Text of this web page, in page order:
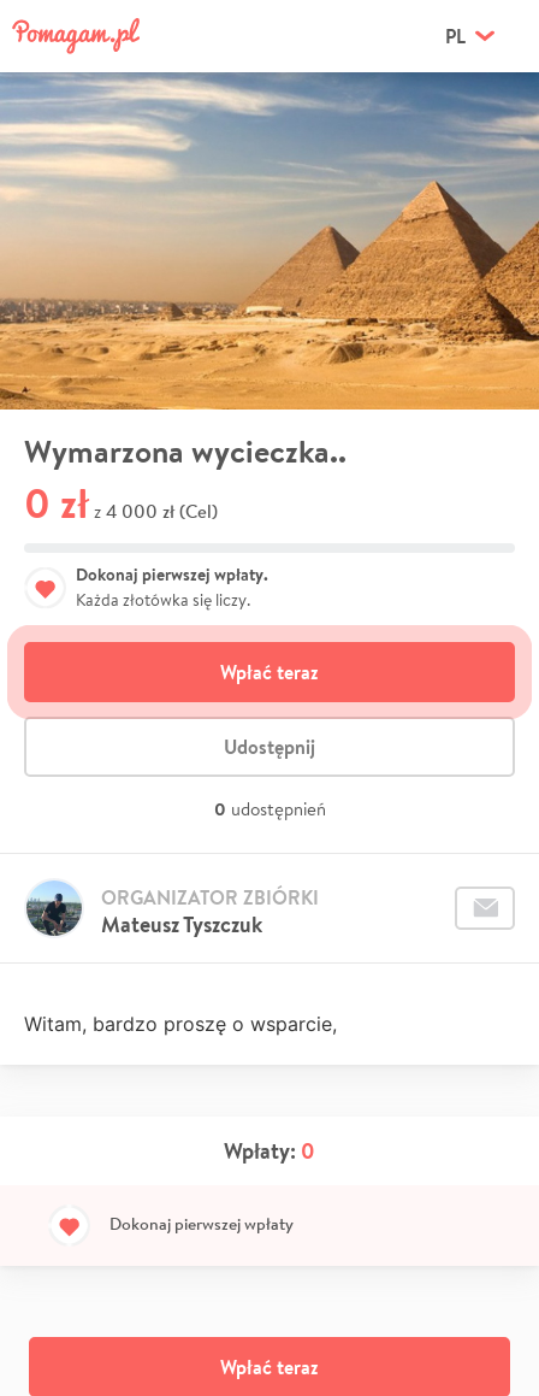
PL
Wymarzona wycieczka..
0 zł z 4 000 zł (Cel)
Dokonaj pierwszej wpłaty.
Każda złotówka się liczy.
Wpłać teraz
Udostępnij
0 udostępnień
Mateusz Tyszczuk
ORGANIZATOR ZBIÓRKI
Witam, bardzo proszę o wsparcie,
Wpłaty: 0
Dokonaj pierwszej wpłaty
Wpłać teraz